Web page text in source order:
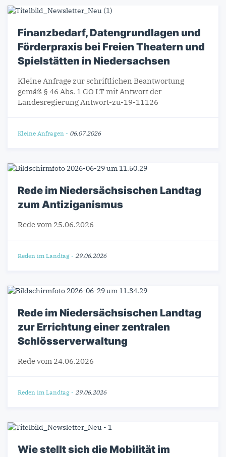
Finanzbedarf, Datengrundlagen und
Förderpraxis bei Freien Theatern und
Spielstätten in Niedersachsen
Kleine Anfrage zur schriftlichen Beantwortung
gemäß § 46 Abs. 1 GO LT mit Antwort der
Landesregierung Antwort-zu-19-11126
Kleine Anfragen - 06.07.2026
Rede im Niedersächsischen Landtag
zum Antiziganismus
Rede vom 25.06.2026
Reden im Landtag - 29.06.2026
Rede im Niedersächsischen Landtag
zur Errichtung einer zentralen
Schlösserverwaltung
Rede vom 24.06.2026
Reden im Landtag - 29.06.2026
Wie stellt sich die Mobilität im